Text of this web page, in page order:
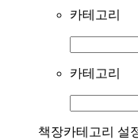
카테고리
카테고리
책장카테고리 설